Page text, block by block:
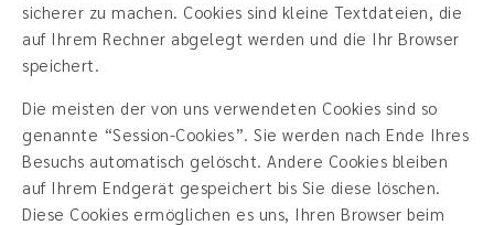
sicherer zu machen. Cookies sind kleine Textdateien, die
auf Ihrem Rechner abgelegt werden und die Ihr Browser
speichert.
Die meisten der von uns verwendeten Cookies sind so
genannte “Session-Cookies”. Sie werden nach Ende Ihres
Besuchs automatisch gelöscht. Andere Cookies bleiben
auf Ihrem Endgerät gespeichert bis Sie diese löschen.
Diese Cookies ermöglichen es uns, Ihren Browser beim